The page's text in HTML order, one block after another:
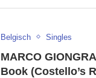
Belgisch Singles
MARCO
Book (Costello’s